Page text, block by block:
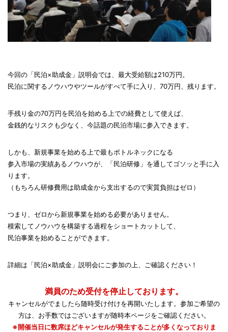
今回の「民泊×助成金」説明会では、最大受給額は210万円。
民泊に関するノウハウやツールがすべて手に入り、70万円、残ります。
手残り金の70万円を民泊を始める上での経費として使えば、
金銭的なリスクも少なく、今話題の民泊市場に参入できます。
しかも、新規事業を始める上で最もボトルネックになる
参入市場の実績あるノウハウが、「民泊研修」を通してゴソッと手に入
ります。
（もちろん研修費用は助成金から支出するので実質負担はゼロ）
つまり、ゼロから新規事業を始める必要がありません。
模索してノウハウを構築する過程をショートカットして、
民泊事業を始めることができます。
詳細は「民泊×助成金」説明会にご参加の上、ご確認ください！
満員のため受付を停止しております。
キャンセルがでましたら随時受け付けを再開いたします。参加ご希望の
方は、お手数ではございますが随時本ページをご確認ください。
※開催当日に数席ほどキャンセルが発生することが多くなっておりま